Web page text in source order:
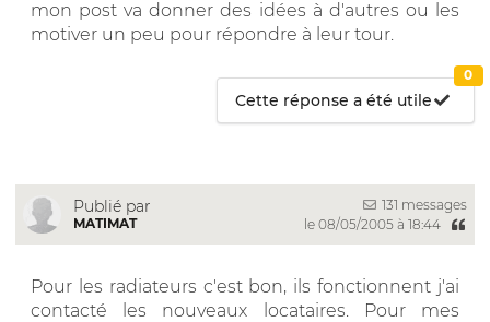
mon post va donner des idées à d'autres ou les
motiver un peu pour répondre à leur tour.
Cette réponse a été utile
0
Publié par
MATIMAT
131 messages
le 08/05/2005 à 18:44
Pour les radiateurs c'est bon, ils fonctionnent j'ai
contacté les nouveaux locataires. Pour mes